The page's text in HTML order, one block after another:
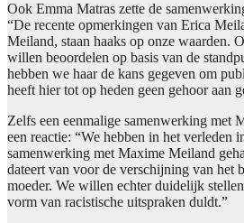
Ook Emma Matras zette de
“De recente opmerkingen van Erica
Meiland, staan haaks op onze waarden.
willen beoordelen op basis van de
hebben we haar de kans gegeven om
heeft hier tot op heden geen gehoor aan
Zelfs een eenmalige samenwerking met
een reactie: “We hebben in het verleden
samenwerking met Maxime Meiland
dateert van voor de verschijning van het
moeder. We willen echter duidelijk
vorm van racistische uitspraken duldt.”